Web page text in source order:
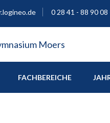
0 28 41 - 88 90 08
FACHBEREICHE